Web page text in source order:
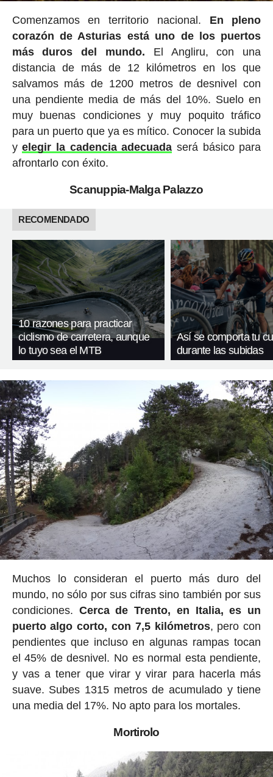
Comenzamos en territorio nacional. En pleno
corazón de Asturias está uno de los puertos
más duros del mundo. El Angliru, con una
distancia de más de 12 kilómetros en los que
salvamos más de 1200 metros de desnivel con
una pendiente media de más del 10%. Suelo en
muy buenas condiciones y muy poquito tráfico
para un puerto que ya es mítico. Conocer la subida
yelegir la cadencia adecuada será básico para
afrontarlo con éxito.
Scanuppia-Malga Palazzo
RECOMENDADO
10 razones para practicar
ciclismo de carretera, aunque
lo tuyo sea el MTB
Así se comporta tu
durante las subidas
Muchos lo consideran el puerto más duro del
mundo, no sólo por sus cifras sino también por sus
condiciones. Cerca de Trento, en Italia, es un
puerto algo corto, con 7,5 kilómetros, pero con
pendientes que incluso en algunas rampas tocan
el 45% de desnivel. No es normal esta pendiente,
y vas a tener que virar y virar para hacerla más
suave. Subes 1315 metros de acumulado y tiene
una media del 17%. No apto para los mortales.
Mortirolo